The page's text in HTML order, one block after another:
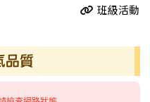
班級活動
品質